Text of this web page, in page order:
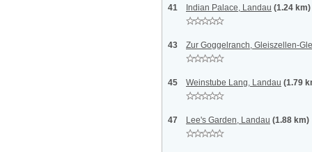
41 Indian Palace, Landau (1.24 km)
43 Zur Goggelranch, Gleiszellen-
45 Weinstube Lang, Landau (1.79
47 Lee's Garden, Landau (1.88 km)